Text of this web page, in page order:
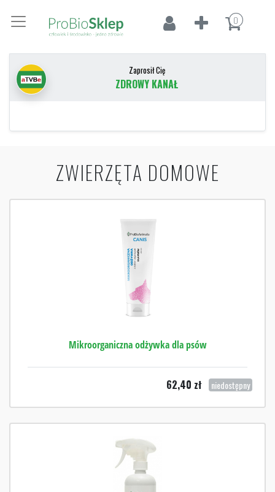
0
Zaprosił Cię
ZDROWY KANAŁ
ZWIERZĘTA DOMOWE
Mikroorganiczna odżywka dla psów
62,40 zł niedostępny